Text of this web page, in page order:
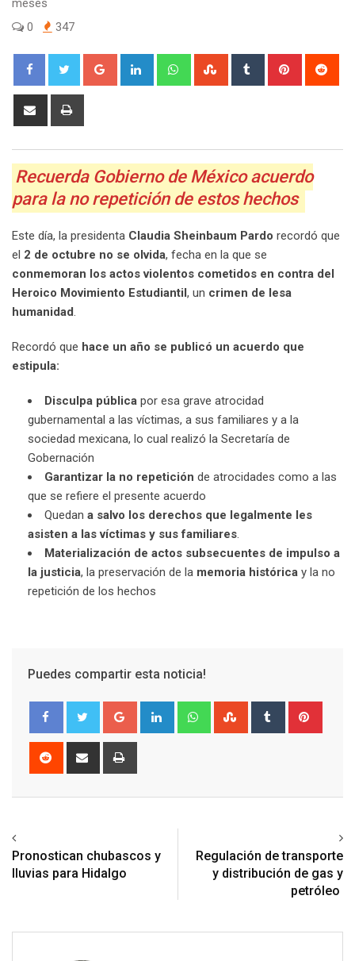
meses
0
347
Google+ LinkedIn WhatsappStumbleUpon
Tumblr Pinterest
Share
Recuerda Gobierno de México acuerdo
para la no repetición de estos hechos
Este día, la presidenta Claudia Sheinbaum Pardo recordó que
el 2 de octubre no se olvida, fecha en la que se
conmemoran los actos violentos cometidos en contra del
Heroico Movimiento Estudiantil , un crimen de lesa
humanidad.
Recordó que hace un año se publicó un acuerdo que
estipula:
Disculpa pública por esa grave atrocidad
gubernamental a las víctimas, a sus familiares y a la
sociedad mexicana, lo cual realizó la Secretaría de
Gobernación
Garantizar la no repetición de atrocidades como a las
que se refiere el presente acuerdo
Quedan a salvo los derechos que legalmente les
asisten a las víctimas y sus familiares.
Materialización de actos subsecuentes de impulso a
la justicia, la preservación de la memoria histórica y la no
repetición de los hechos
Puedes compartir esta noticia!
Google+ LinkedIn WhatsappStumbleUpon
Tumblr
Reddit
Share
Pronostican chubascos y
lluvias para Hidalgo
Regulación de transporte
y distribución de gas y
petróleo